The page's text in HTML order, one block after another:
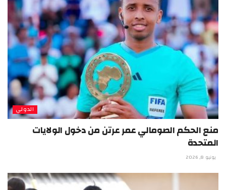
الدولي
منع الحكم الصومالي عمر عرتن من دخول الولايات
المتحدة
يونيو 8, 2026